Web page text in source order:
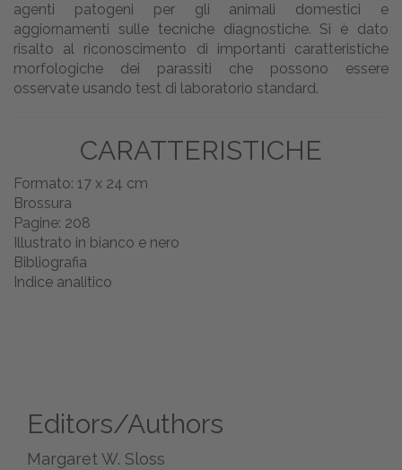
agenti patogeni per gli animali domestici e
aggiornamenti sulle tecniche diagnostiche. Si è dato
risalto al riconoscimento di importanti caratteristiche
morfologiche dei parassiti che possono essere
osservate usando test di laboratorio standard.
CARATTERISTICHE
Formato: 17 x 24 cm
Brossura
Pagine: 208
Illustrato in bianco e nero
Bibliografia
Indice analitico
Editors/Authors
Margaret W. Sloss